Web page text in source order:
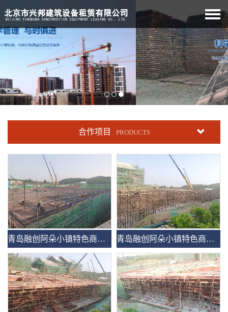
合作项目 PRODUCTS
青岛融创阿朵小镇特色商业及1号酒店 青岛融创阿朵小镇特色商业及1号酒店